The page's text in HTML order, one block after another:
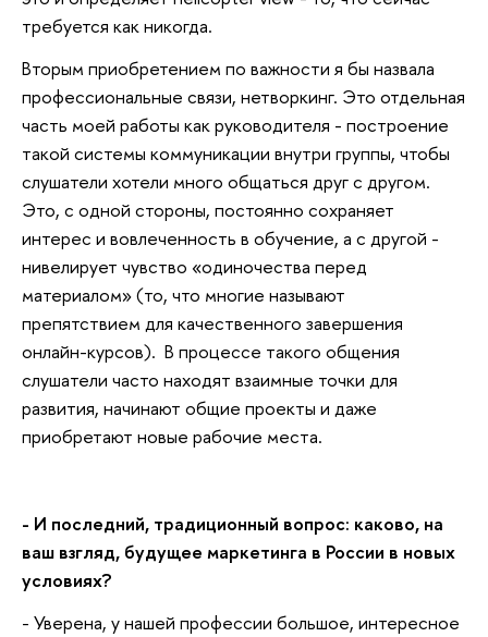
требуется как никогда.
Вторым приобретением по важности я бы назвала
профессиональные связи, нетворкинг. Это отдельная
часть моей работы как руководителя - построение
такой системы коммуникации внутри группы, чтобы
слушатели хотели много общаться друг с другом.
Это, с одной стороны, постоянно сохраняет
интерес и вовлеченность в обучение, а с другой -
нивелирует чувство «одиночества перед
материалом» (то, что многие называют
препятствием для качественного завершения
онлайн-курсов). В процессе такого общения
слушатели часто находят взаимные точки для
развития, начинают общие проекты и даже
приобретают новые рабочие места.
- И последний, традиционный вопрос: каково, на
ваш взгляд, будущее маркетинга в России в новых
условиях?
- Уверена, у нашей профессии большое, интересное